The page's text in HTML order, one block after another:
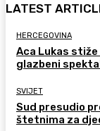
LATEST
HERCEGOVINA
Aca Lukas
glazbeni
SVIJET
Sud presudio
štetnima za